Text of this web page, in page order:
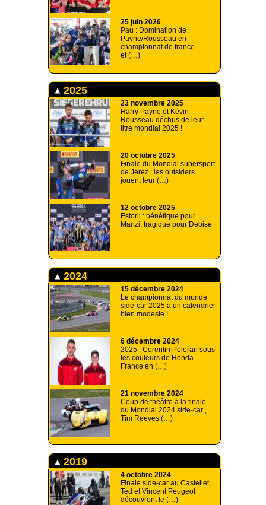
25 juin 2026
Pau : Domination de
Payne/Rousseau en
championnat de france
et (…)
2025
23 novembre 2025
Harry Payne et Kévin
Rousseau déchus de leur
titre mondial 2025 !
20 octobre 2025
Finale du Mondial supersport
de Jerez : les outsiders
jouent leur (…)
12 octobre 2025
Estoril : bénéfique pour
Manzi, tragique pour Debise
2024
15 décembre 2024
Le championnat du monde
side-car 2025 a un calendrier
bien modeste !
6 décembre 2024
2025 : Corentin Pelorari sous
les couleurs de Honda
France en (…)
21 novembre 2024
Coup de théâtre à la finale
du Mondial 2024 side-car ,
Tim Reeves (…)
2019
4 octobre 2024
Finale side-car au Castellet,
Ted et Vincent Peugeot
découvrent le (…)